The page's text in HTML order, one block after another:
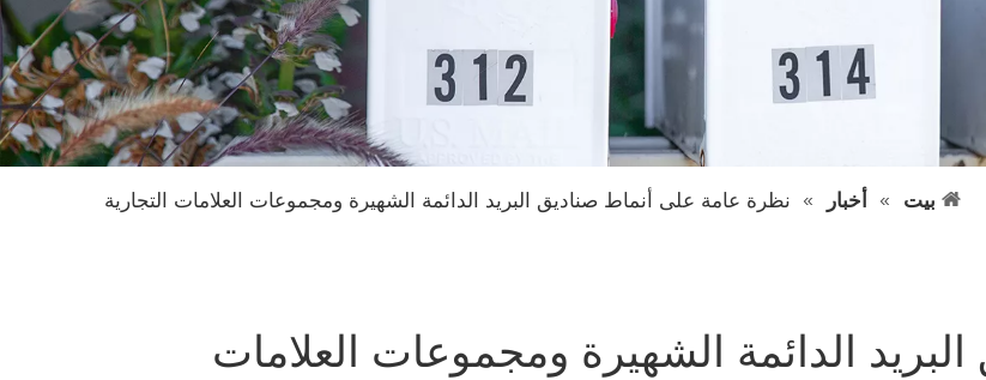
بيت » أخبار » نظرة عامة على أنماط صناديق البريد الدائمة الشهيرة ومجموعات العلامات التجارية
الدائمة الشهيرة ومجموعات العلامات